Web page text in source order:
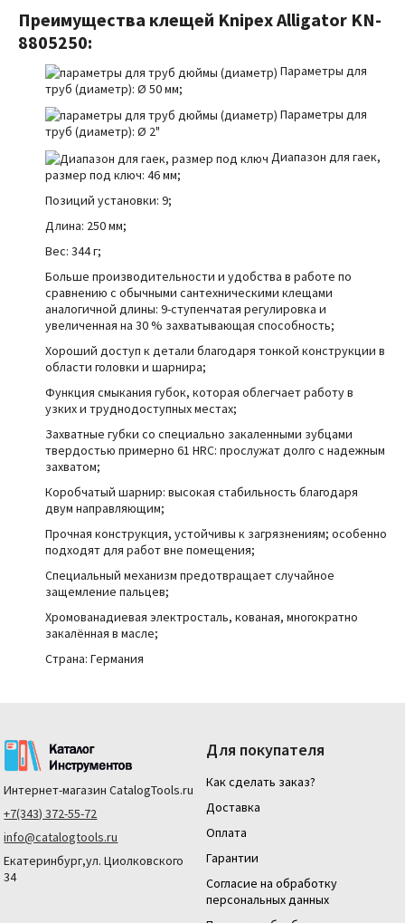
Преимущества клещей Knipex Alligator KN-
8805250:
Параметры для
труб (диаметр): Ø 50 мм;
Параметры для
труб (диаметр): Ø 2"
Диапазон для гаек,
размер под ключ: 46 мм;
Позиций установки: 9;
Длина: 250 мм;
Вес: 344 г;
Больше производительности и удобства в работе по
сравнению с обычными сантехническими клещами
аналогичной длины: 9-ступенчатая регулировка и
увеличенная на 30 % захватывающая способность;
Хороший доступ к детали благодаря тонкой конструкции в
области головки и шарнира;
Функция смыкания губок, которая облегчает работу в
узких и труднодоступных местах;
Захватные губки со специально закаленными зубцами
твердостью примерно 61 HRC: прослужат долго с надежным
захватом;
Коробчатый шарнир: высокая стабильность благодаря
двум направляющим;
Прочная конструкция, устойчивы к загрязнениям; особенно
подходят для работ вне помещения;
Специальный механизм предотвращает случайное
защемление пальцев;
Хромованадиевая электросталь, кованая, многократно
закалённая в масле;
Страна: Германия
Интернет-магазин CatalogTools.ru
+7(343) 372-55-72
info@catalogtools.ru
Екатеринбург,ул. Циолковского
34
Для покупателя
Как сделать заказ?
Доставка
Оплата
Гарантии
Согласие на обработку
персональных данных